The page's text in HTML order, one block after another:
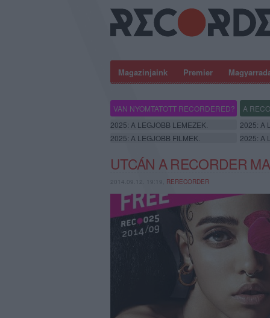
Magazinjaink Premier
VAN NYOMTATOTT RECORDERED? A
2025: A LEGJOBB LEMEZEK.
2025: A
2025: A LEGJOBB FILMEK.
2025: A
UTCÁN A RECORDER
2014.09.12. 19:19, RERECORDER